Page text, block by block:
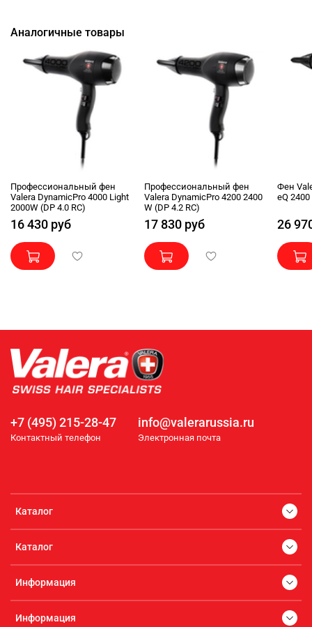
Аналогичные товары
Профессиональный фен
Valera DynamicPro 4000 Light
2000W (DP 4.0 RC)
16 430 руб
Профессиональный фен
Valera DynamicPro 4200 2400
W (DP 4.2 RC)
17 830 руб
Фен
eQ 2400
26
Каталог
Каталог
Информация
Информация
+7 (495) 215-28-47
Контактный телефон
info@valerarussia.ru
Электронная почта